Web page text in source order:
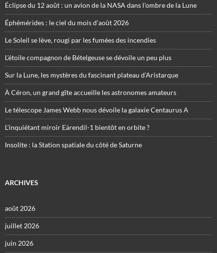
Éclipse du 12 août : un avion de la NASA dans l’ombre de la Lune
Éphémérides : le ciel du mois d’août 2026
Le Soleil se lève, rougi par les fumées des incendies
L’étoile compagnon de Bételgeuse se dévoile un peu plus
Sur la Lune, les mystères du fascinant plateau d’Aristarque
À Céron, un grand gîte accueille les astronomes amateurs
Le télescope James Webb nous dévoile la galaxie Centaurus A
L’inquiétant miroir Eärendil-1 bientôt en orbite ?
Insolite : la Station spatiale du côté de Saturne
ARCHIVES
août 2026
juillet 2026
juin 2026